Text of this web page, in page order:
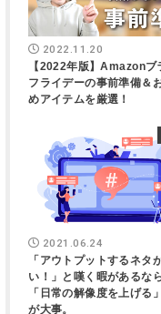
2022.11.20
【2022年版】Amazonブ
フライデーの事前準備＆
めアイテムを厳選！
2021.06.24
「アウトプットするネタ
い！」と嘆く暇があるなら
「日常の解像度を上げる
が大事。